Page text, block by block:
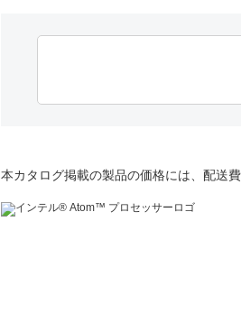
本カタログ掲載の製品の価格には、配送